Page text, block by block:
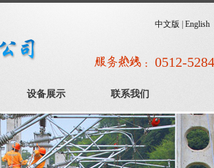
中文版 English
0512-
设备展示 联系我们